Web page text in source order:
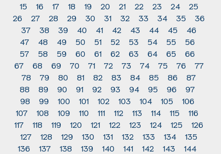
15
16 17 18 19 20 21 22 23 24
25
26
27 28 29 30 31 32 33 34 35
36
37
38 39 40 41 42 43 44 45
46
47
48 49 50 51 52 53 54 55
56
57
58 59 60 61 62 63 64 65
66
67
68 69 70 71 72 73 74 75 76
77
78
79 80 81 82 83 84 85 86
87
88
89 90 91 92 93 94 95 96
97
98
99 100 101 102 103 104 105
106
107
108 109 110 111 112 113 114 115
116
117
118 119 120 121 122 123 124 125
126
127
128 129 130 131 132 133 134
135
136
137 138 139 140 141 142 143
144